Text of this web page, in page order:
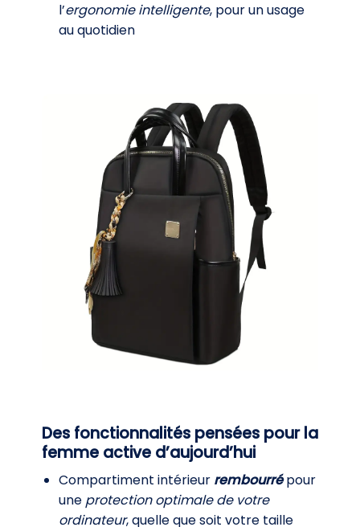
l’ergonomie intelligente, pour un usage
au quotidien
Des fonctionnalités pensées pour la
femme active d’aujourd’hui
Compartiment intérieur rembourrépour
une protection optimale de votre
ordinateur, quelle que soit votre taille